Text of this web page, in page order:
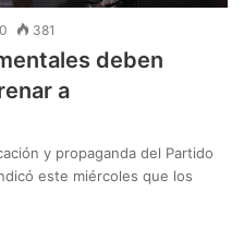
0 381
deben
a
y propaganda del Partido
este miércoles que los